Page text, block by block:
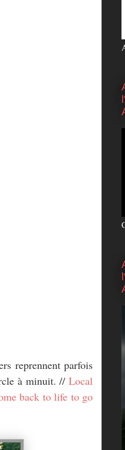
reprennent parfois
à minuit. //Local
back to life to go